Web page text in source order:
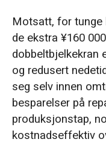
Motsatt, for
de ekstra ¥160
dobbeltbjelkekran
og redusert
seg selv innen
besparelser på
produksjonstap,
kostnadseffektiv